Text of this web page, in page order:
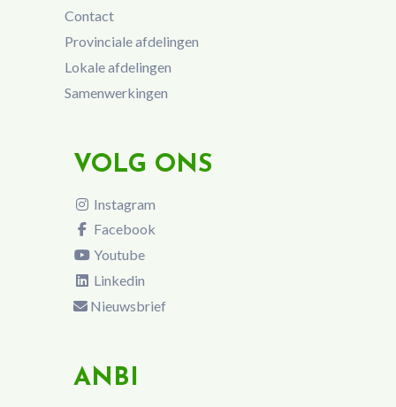
Contact
Provinciale afdelingen
Lokale afdelingen
Samenwerkingen
VOLG ONS
Instagram
Facebook
Youtube
Linkedin
Nieuwsbrief
ANBI